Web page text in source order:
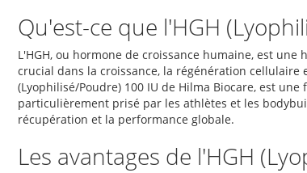
Qu'est-ce que l'HGH
L'HGH, ou hormone de croissance humaine, est
crucial dans la croissance, la régénération cellulaire
(Lyophilisé/Poudre) 100 IU de Hilma Biocare, est
particulièrement prisé par les athlètes et les
récupération et la performance globale.
Les avantages de l'HGH